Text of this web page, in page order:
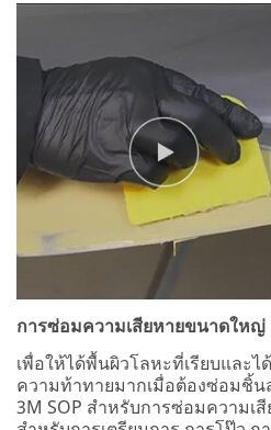
การซ่อมความเสียหายขนาดใหญ่
เพื่อให้ได้พื้นผิวโลหะที่เรียบและไ
ความท้าทายมากเมื่อต้องซ่อมชิ้
3M SOP สำหรับการซ่อมความ